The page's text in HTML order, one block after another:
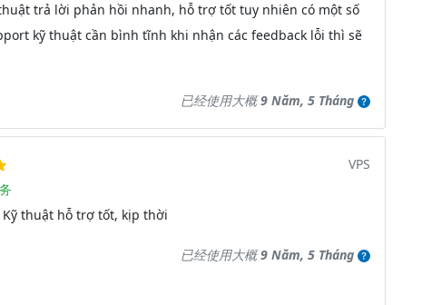
trả lời phản hồi nhanh, hỗ trợ tốt tuy nhiên có một số
kỹ thuật cần bình tĩnh khi nhận các feedback lỗi thì sẽ
已经使用大概9 Năm, 5 Tháng
VPS
Kỹ thuật hỗ trợ tốt, kịp thời
已经使用大概9 Năm, 5 Tháng